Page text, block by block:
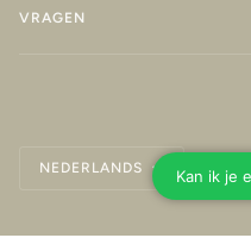
VRAGEN
Taal
NEDERLANDS